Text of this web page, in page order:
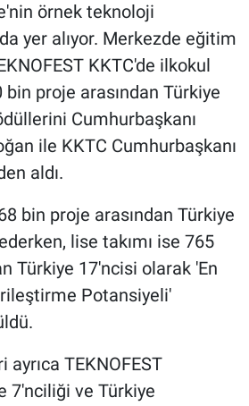
örnek teknoloji
yer alıyor. Merkezde eğitim
KKTC'de ilkokul
proje arasından Türkiye
Cumhurbaşkanı
ile KKTC Cumhurbaşkanı
aldı.
bin proje arasından Türkiye
lise takımı ise 765
Türkiye 17'ncisi olarak 'En
Potansiyeli'
TEKNOFEST
7'nciliği ve Türkiye